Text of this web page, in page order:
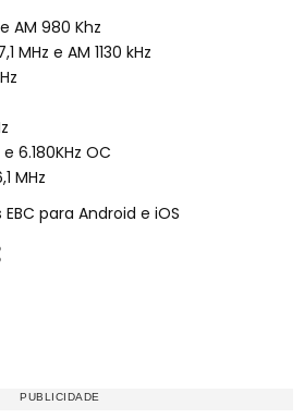
AM 980 Khz
MHz e AM 1130 kHz
6.180KHz OC
MHz
para Android e iOS